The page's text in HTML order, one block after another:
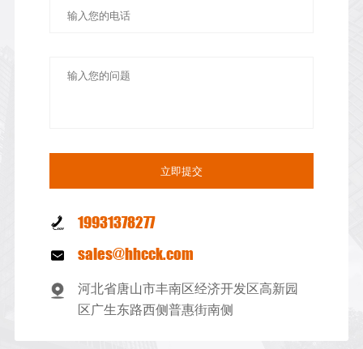
19931378277
sales@hhcck.com
河北省唐山市丰南区经济开发区高新园
区广生东路西侧普惠街南侧